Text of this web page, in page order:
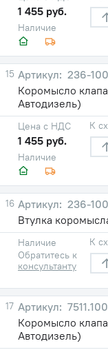
Наличие
1 455 руб.
15
236-
Коромысло
Автодизель)
Наличие
Цена с НДС
1 455 руб.
К
16
236-
Втулка
Наличие
Обратитесь к
консультанту
К
17
Коромысло
Автодизель)